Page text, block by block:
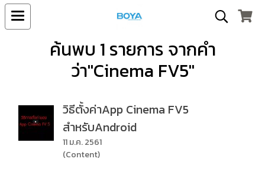
ค้นพบ 1 รายการ จากคำ
ว่า"Cinema FV5"
วิธีตั้งค่าApp Cinema FV5
สำหรับAndroid
11 ม.ค. 2561
(Content)